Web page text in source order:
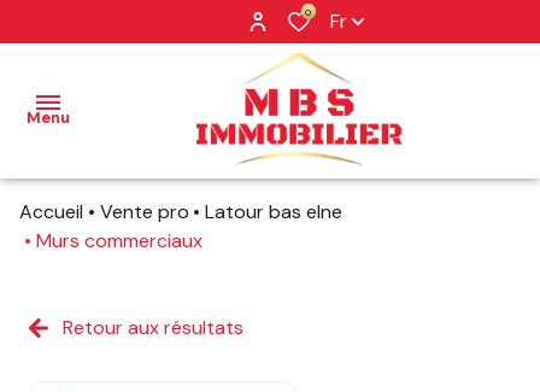
0 Fr
Menu
NOS
BIENS
Accueil Vente pro
Latour bas elne
Murs commerciaux
Retour aux résultats